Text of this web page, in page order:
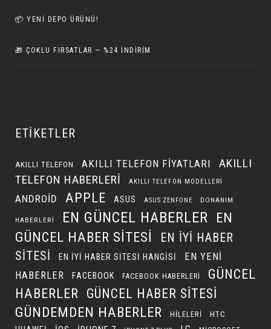
📦 YENI DEPO ÜRÜNÜ!
🎁 ÇOKLU FIRSATLAR — %24 İNDIRIM
ETIKETLER
AKILLI TELEFON AKILLI TELEFON FIYATLARI
AKILLI
TELEFON HABERLERI
AKILLI TELEFON MODELLERI
ANDROID APPLE ASUS ASUS ZENFONE DONANIM
HABERLERI EN GÜNCEL HABERLER EN
GÜNCEL HABER SITESI
EN IYI HABER
SITESI
EN IYI HABER SITESI HANGISI
EN YENI
HABERLER
FACEBOOK FACEBOOK HABERLERI
GÜNCEL
HABERLER GÜNCEL HABER SITESI
GÜNDEMDEN HABERLER HILELERI HTC